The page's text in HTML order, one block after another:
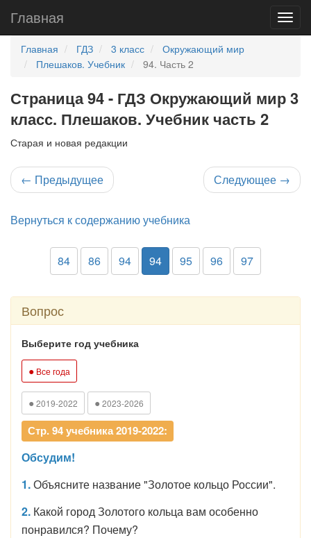
Главная
Главная ГДЗ 3 класс
Окружающий мир
Плешаков. Учебник
94. Часть 2
Страница 94 - ГДЗ Окружающий мир 3
класс. Плешаков. Учебник часть 2
Старая и новая редакции
← Предыдущее Следующее →
Вернуться к содержанию учебника
84 86 94 94 95 96 97
Вопрос
Выберите год учебника
● Все года
● 2019-2022 ● 2023-2026
Стр. 94 учебника 2019-2022:
Обсудим!
1.Объясните название "Золотое кольцо России".
2. Какой город Золотого кольца вам особенно
понравился? Почему?